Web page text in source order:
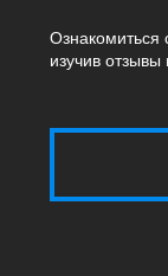
Ознакомиться
изучив